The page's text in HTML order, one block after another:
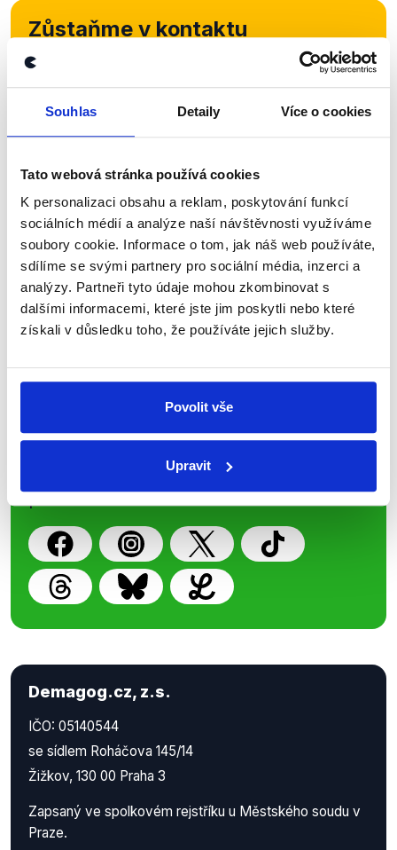
Souhlas Detaily Více o cookies
Tato webová stránka používá cookies
K personalizaci obsahu a reklam, poskytování funkcí
sociálních médií a analýze naší návštěvnosti využíváme
soubory cookie. Informace o tom, jak náš web používáte,
sdílíme se svými partnery pro sociální média, inzerci a
analýzy. Partneři tyto údaje mohou zkombinovat s
dalšími informacemi, které jste jim poskytli nebo které
získali v důsledku toho, že používáte jejich služby.
Povolit vše
Upravit
Zůstaňme v kontaktu
Přihlaste se k odběru našeho
kanálu, kde pravidelně přinášíme
Začněte nás odebírat, a mějte tak
přehled o tom, jaké dezinformace a
nepravdy se zrovna v Česku šíří.
Newsletter WhatsApp
Sociální sítě
Nenechte si ujít nejnovější události
z Demagog.cz. Sdílením našich
příspěvků přátelům podpoříte naši
práci.
Demagog.cz, z.s.
IČO: 05140544
se sídlem Roháčova 145/14
Žižkov, 130 00 Praha 3
Zapsaný ve spolkovém rejstříku u Městského soudu v
Praze.